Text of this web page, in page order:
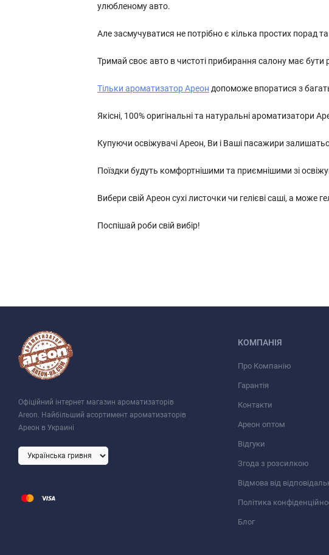
улюбленому авто.
Але засмучуватися не потрібно є кілька простих порад
Тримай своє авто в чистоті прибирання салону має
Тільки ароматизатор Ареон допоможе впоратися з
Якісні, 100% оригінальні та натуральні ароматизатори
Купуючи освіжувачі Ареон, Ви і Ваші пасажири
Поїздки будуть комфортнішими та приємнішими зі
Вибери свій Ареон сухі листочки чи гелієві саші, а може
Поспішай роби свій вибір!
Офіційний інтернет магазин ароматизаторів
Areon. Найбільший асортимент ароматизаторів
Ареон в Украині
КОМПАНІЯ
Про Компанію
Гарантія
Контакти
Ареон оптом
Відгуки
Згода з розсилкою
Відмова від
Політика
Блог